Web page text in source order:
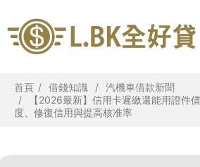
首頁 借錢知識
汽機車借款新聞
【2026最新】信用卡遲繳還能用證件
度、修復信用與提高核准率